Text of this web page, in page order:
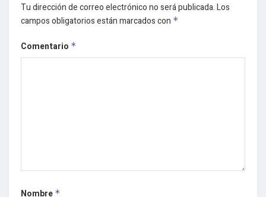
Tu dirección de correo electrónico no será publicada.Los
campos obligatorios están marcados con *
Comentario *
Nombre *